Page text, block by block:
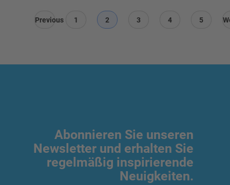
Previous 1 2 3 4 5
Abonnieren Sie unseren
Newsletter und erhalten Sie
regelmäßig inspirierende
Neuigkeiten.